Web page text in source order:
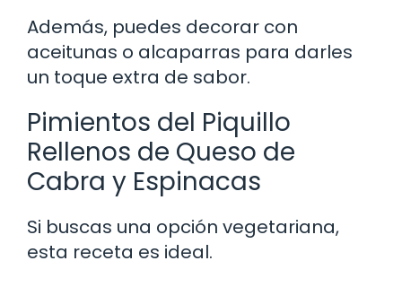
Además, puedes decorar con
aceitunas o alcaparras para darles
un toque extra de sabor.
Pimientos del Piquillo
Rellenos de Queso de
Cabra y Espinacas
Si buscas una opción vegetariana,
esta receta es ideal.